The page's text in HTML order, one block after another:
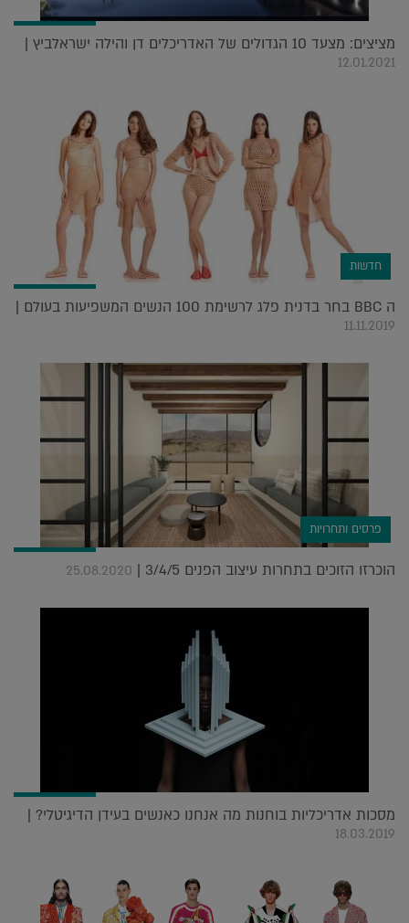
מציצים: מצעד 10 הגדולים של האדריכלים דן והילה ישראלביץ |
12.01.2021
חדשות
ה BBC בחר בדנית פלג לרשימת 100 הנשים המשפיעות בעולם |
11.11.2019
פרסים ותחרויות
הוכרזו הזוכים בתחרות עיצוב הפנים 3/4/5 | 25.08.2020
מסכות אדריכליות בוחנות מה אנחנו כאנשים בעידן הדיגיטלי? |
18.03.2019